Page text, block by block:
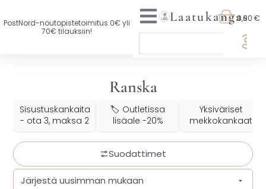
PostNord-noutopistetoimitus 0€ yli
70€ tilauksiin!
UUTTA VALIKOIMASSA
KAIKKI KANKAAT
VAATETUSKANKAAT
SISUSTUSKANKAAT
Laatukangas0,00 €
Ranska
Sisustuskankaita
- ota 3, maksa 2
🏷️ Outletissa
lisäale -20%
Yksiväriset
mekkokankaat
Suodattimet